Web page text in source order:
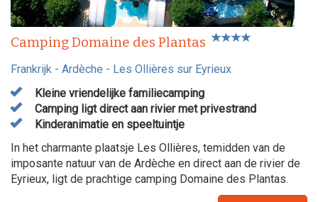
Camping Domaine des Plantas
Frankrijk - Ardèche - Les Ollières sur Eyrieux
Kleine vriendelijke familiecamping
Camping ligt direct aan rivier met privestrand
Kinderanimatie en speeltuintje
In het charmante plaatsje Les Ollières, temidden van de
imposante natuur van de Ardèche en direct aan de rivier de
Eyrieux, ligt de prachtige camping Domaine des Plantas.